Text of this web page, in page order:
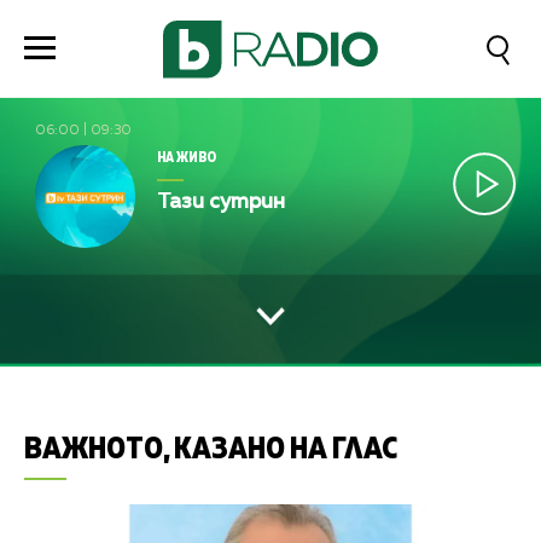
06:00 09:30
НА ЖИВО
Тази сутрин
ВАЖНОТО, КАЗАНО НА ГЛАС